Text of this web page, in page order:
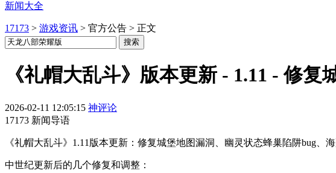
新闻大全
17173 > 游戏资讯 > 官方公告 > 正文
《礼帽大乱斗》版本更新 - 1.11 - 修复
2026-02-11 12:05:15 神评论
17173 新闻导语
《礼帽大乱斗》1.11版本更新：修复城堡地图漏洞、幽灵状态蜂巢陷阱bug、
中世纪更新后的几个修复和调整：